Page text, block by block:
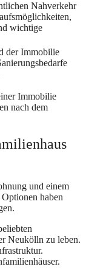
Nahverkehr
wichtige
der Immobilie
Immobilie
nach dem
und einem
haben
Neukölln zu leben.